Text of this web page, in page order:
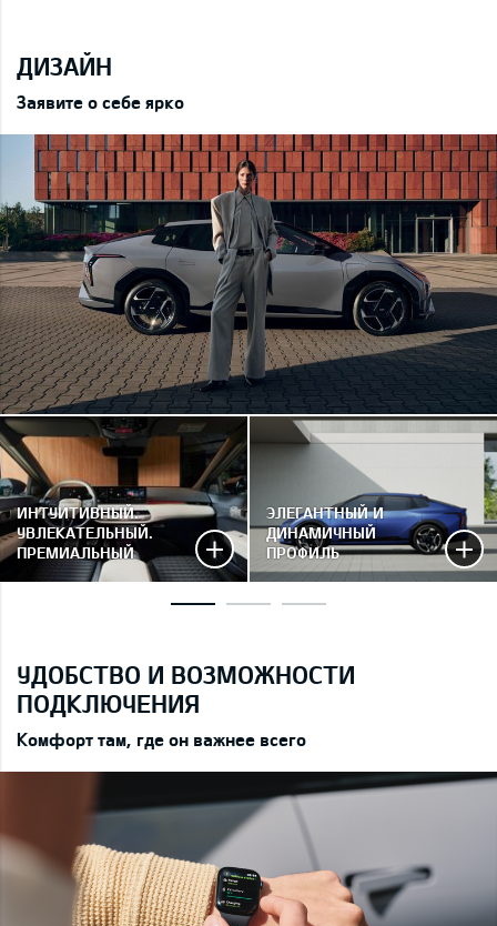
ДИЗАЙН
Заявите о себе ярко
ИНТУИТИВНЫЙ.
УВЛЕКАТЕЛЬНЫЙ.
ПРЕМИАЛЬНЫЙ
ЭЛЕГАНТНЫЙ И
ДИНАМИЧНЫЙ
ПРОФИЛЬ
УДОБСТВО И ВОЗМОЖНОСТИ
ПОДКЛЮЧЕНИЯ
Комфорт там, где он важнее всего